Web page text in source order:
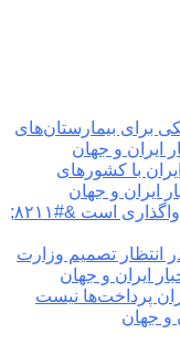
پزشکی برای بیمارستان‌های
با کشورهای
علیزاده: رگولاتوری سلامت غیر قابل واگذاری است &#۸۲۱۱;
انتظار تصمیم وزارت
پرداخت‌ها نیست